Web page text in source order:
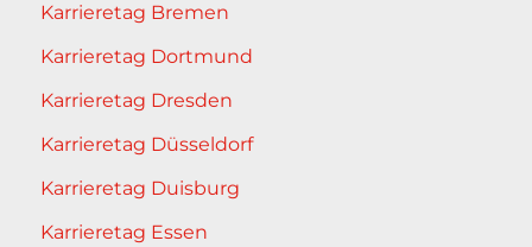
Karrieretag Bremen
Karrieretag Dortmund
Karrieretag Dresden
Karrieretag Düsseldorf
Karrieretag Duisburg
Karrieretag Essen